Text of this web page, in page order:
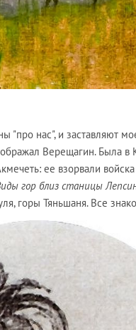
"про нас", и заставляют
Верещагин. Была в
ее взорвали
гор близ станицы
горы Тяньшаня. Все